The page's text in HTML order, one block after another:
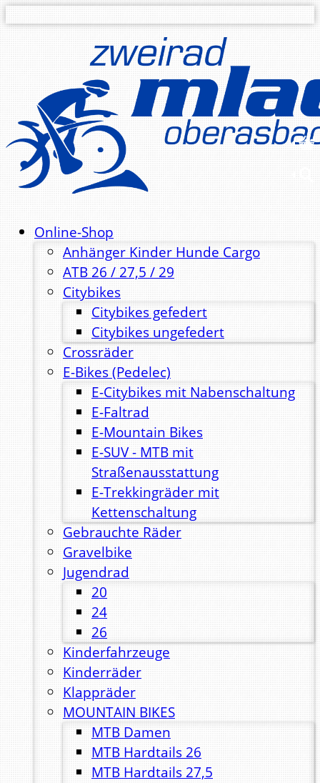
Online-Shop
Anhänger Kinder Hunde Cargo
ATB 26 / 27,5 / 29
Citybikes
Citybikes gefedert
Citybikes ungefedert
Crossräder
E-Bikes (Pedelec)
E-Citybikes mit Nabenschaltung
E-Faltrad
E-Mountain Bikes
E-SUV - MTB mit
Straßenausstattung
E-Trekkingräder mit
Kettenschaltung
Gebrauchte Räder
Gravelbike
Jugendrad
20
24
26
Kinderfahrzeuge
Kinderräder
Klappräder
MOUNTAIN BIKES
MTB Damen
MTB Hardtails 26
MTB Hardtails 27,5